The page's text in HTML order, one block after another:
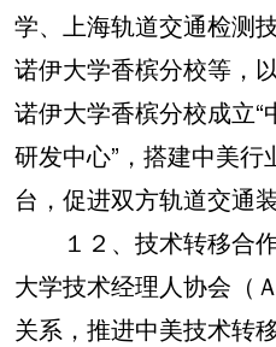
学、上海轨道交通检测
诺伊大学香槟分校等，
诺伊大学香槟分校成立
研发中心”，搭建中美
台，促进双方轨道交通
１２、技术转移合作
大学技术经理人协会（
关系，推进中美技术转